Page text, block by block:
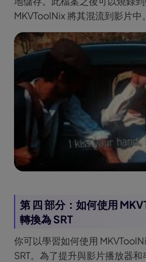
MKVToolNix 將其混流到影片中。
第 四 部分：如何使用
轉換為 SRT
你可以學習如何使用
SRT。為了提升與影片播放器